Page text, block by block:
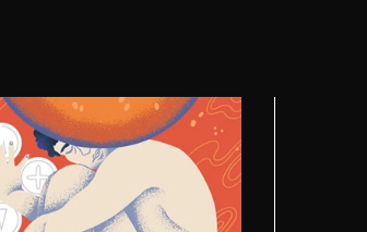
3
com as diferentes
até encontrar a